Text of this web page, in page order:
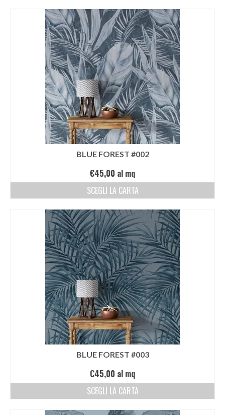
EDIZIONI SPECIALI
Artisti
Alessandro Bulgini
Andrea Bertotti
Chen Li
Enrico T. De Paris
Marcella Pralormo
Nicolas Galtier
Serginho
Victor Kastelic
Illustratori
Anna Benotto
Elisa Talentino
Francesca Zanotto
Giada Gunetti
Susanna Galfrè
Valentina Caldarella
Fotografi
BLUE FOREST #002
€45,00 al mq
SCEGLI LA CARTA
BLUE FOREST #003
€45,00 al mq
SCEGLI LA CARTA